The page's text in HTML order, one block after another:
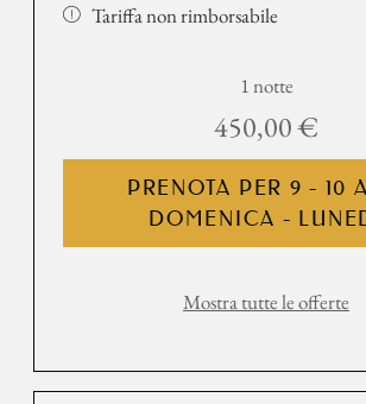
Tariffa non rimborsabile
1 notte
450,00 €
PRENOTA PER 9 - 10
DOMENICA -
Mostra tutte le offerte